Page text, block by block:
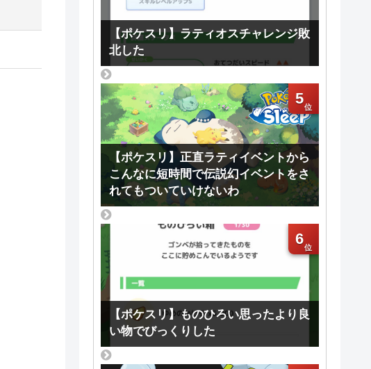
【ポケスリ】ラティオスチャレンジ敗
北した
5
【ポケスリ】正直ラティイベントから
こんなに短時間で伝説幻イベントをさ
れてもついていけないわ
6
【ポケスリ】ものひろい思ったより良
い物でびっくりした